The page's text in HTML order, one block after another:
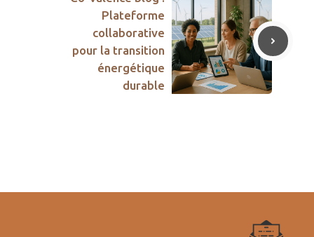
Plateforme
collaborative
pour la transition
énergétique
durable